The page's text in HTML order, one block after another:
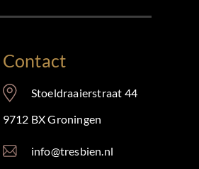
Contact
Stoeldraaierstraat 44
9712 BX Groningen
info@tresbien.nl